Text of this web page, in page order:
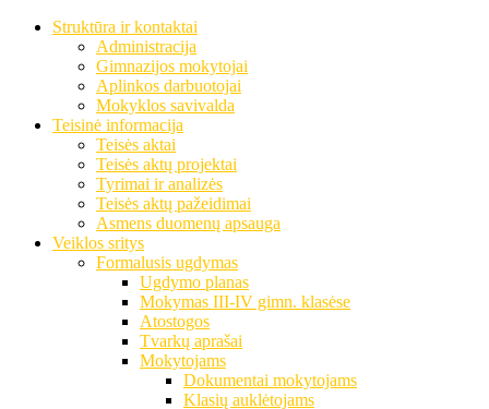
Struktūra ir kontaktai
Administracija
Gimnazijos mokytojai
Aplinkos darbuotojai
Mokyklos savivalda
Teisinė informacija
Teisės aktai
Teisės aktų projektai
Tyrimai ir analizės
Teisės aktų pažeidimai
Asmens duomenų apsauga
Veiklos sritys
Formalusis ugdymas
Ugdymo planas
Mokymas III-IV gimn. klasėse
Atostogos
Tvarkų aprašai
Mokytojams
Dokumentai mokytojams
Klasių auklėtojams